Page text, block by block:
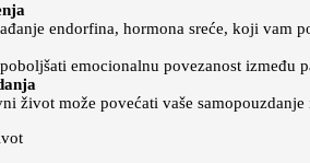
endorfina, hormona sreće, koji vam
emocionalnu povezanost između
život može povećati vaše samopouzdanje